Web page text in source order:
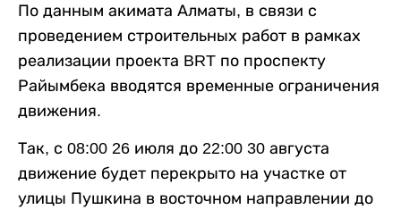
По данным акимата Алматы, в связи с
проведением строительных работ в рамках
реализации проекта BRT по проспекту
Райымбека вводятся временные ограничения
движения.
Так, с 08:00 26 июля до 22:00 30 августа
движение будет перекрыто на участке от
улицы Пушкина в восточном направлении до